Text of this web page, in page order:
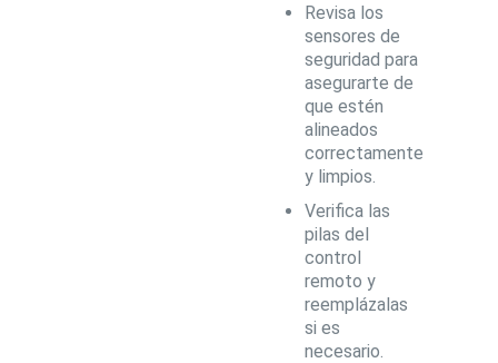
Revisa los
sensores de
seguridad para
asegurarte de
que estén
alineados
correctamente
y limpios.
Verifica las
pilas del
control
remoto y
reemplázalas
si es
necesario.